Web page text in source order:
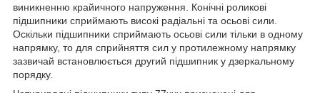
виникненню крайичного напруження. Конічні роликові
підшипники сприймають високі радіальні та осьові сили.
Оскільки підшипники сприймають осьові сили тільки в одному
напрямку, то для сприйняття сил у протилежному напрямку
зазвичай встановлюється другий підшипник у дзеркальному
порядку.